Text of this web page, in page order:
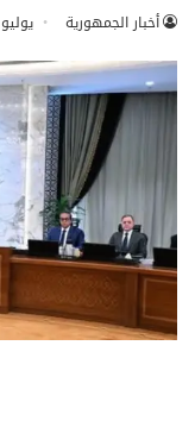
أخبار الجمهورية يوليو 8, 2026